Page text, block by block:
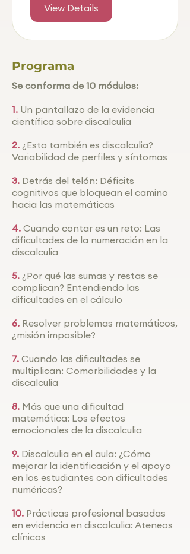
View Details
Programa
Se conforma de 10 módulos:
1. Un pantallazo de la evidencia
científica sobre discalculia
2. ¿Esto también es discalculia?
Variabilidad de perfiles y síntomas
3. Detrás del telón: Déficits
cognitivos que bloquean el camino
hacia las matemáticas
4. Cuando contar es un reto: Las
dificultades de la numeración en la
discalculia
5. ¿Por qué las sumas y restas se
complican? Entendiendo las
dificultades en el cálculo
6. Resolver problemas matemáticos,
¿misión imposible?
7. Cuando las dificultades se
multiplican: Comorbilidades y la
discalculia
8. Más que una dificultad
matemática: Los efectos
emocionales de la discalculia
9. Discalculia en el aula: ¿Cómo
mejorar la identificación y el apoyo
en los estudiantes con dificultades
numéricas?
10. Prácticas profesional basadas
en evidencia en discalculia: Ateneos
clínicos